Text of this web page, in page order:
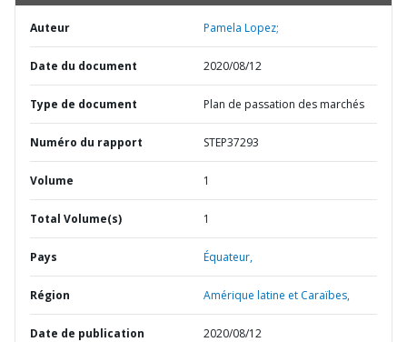
Auteur Pamela Lopez;
Date du document 2020/08/12
Type de document Plan de passation des marchés
Numéro du rapport STEP37293
Volume 1
Total Volume(s) 1
Pays Équateur,
Région Amérique latine et Caraïbes,
Date de publication 2020/08/12